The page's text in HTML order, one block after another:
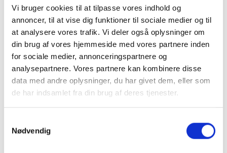
Vi bruger cookies til at tilpasse vores indhold og
annoncer, til at vise dig funktioner til sociale medier og til
at analysere vores trafik. Vi deler også oplysninger om
din brug af vores hjemmeside med vores partnere inden
for sociale medier, annonceringspartnere og
analysepartnere. Vores partnere kan kombinere disse
data med andre oplysninger, du har givet dem, eller som
de har indsamlet fra din brug af deres tjenester.
Nødvendig
Se alle kjoler fra Marta du chateau
Mere information
BESKRIVELSE
Hørkjole i salviegrøn med